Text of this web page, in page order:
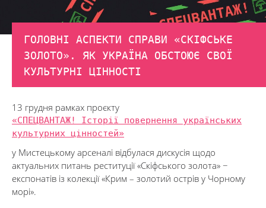
ГОЛОВНІ АСПЕКТИ СПРАВИ «СКІФСЬКЕ
ЗОЛОТО». ЯК УКРАЇНА ОБСТОЮЄ СВОЇ
КУЛЬТУРНІ ЦІННОСТІ
13 грудня рамках проєкту
«СПЕЦВАНТАЖ! Історії повернення українських
культурних цінностей»
у Мистецькому арсеналі відбулася дискусія щодо
актуальних питань реституції «Скіфського золота» −
експонатів із колекції «Крим – золотий острів у Чорному
морі».